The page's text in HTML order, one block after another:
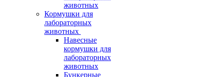
животных
Кормушки для
лабораторных
животных
Навесные
кормушки для
лабораторных
животных
Бункерные